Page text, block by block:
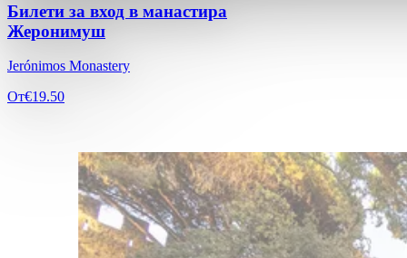
Билети за вход в манастира
Жеронимуш
Jerónimos Monastery
От€19.50